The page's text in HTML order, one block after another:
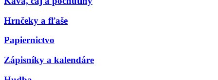
Hrnčeky a fľaše
Papiernictvo
Zápisníky a kalendáre